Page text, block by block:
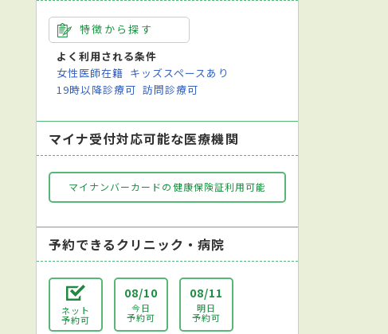
特徴から探す
よく利用される条件
女性医師在籍 キッズスペースあり
19時以降診療可 訪問診療可
マイナ受付対応可能な医療機関
マイナンバーカードの健康保険証利用可能
予約できるクリニック・病院
ネット
予約可
08/10
今日
予約可
08/11
明日
予約可